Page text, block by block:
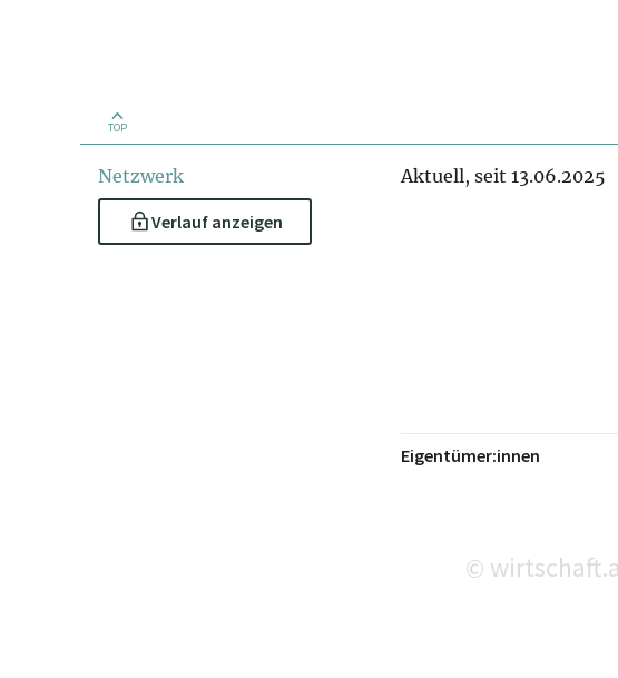
TOP
Netzwerk
Verlauf anzeigen
Aktuell, seit 13.06.2025
Eigentümer:innen
©